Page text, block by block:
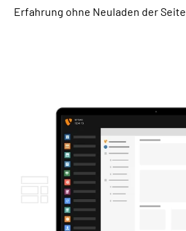
Erfahrung ohne Neuladen der Seite.